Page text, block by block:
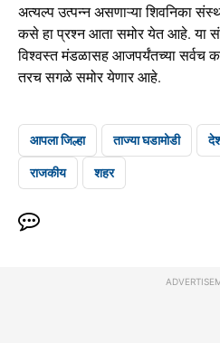
अत्यल्प उत्पन्न असणाऱ्या शिवनिका
कसे हा प्रश्न आता समोर येत आहे. या
विश्वस्त मंडळासह आजपर्यंतच्या सर्वच
तरच सगळे समोर येणार आहे.
आपला जिल्हा ताज्या घडामोडी
राजकीय शहर